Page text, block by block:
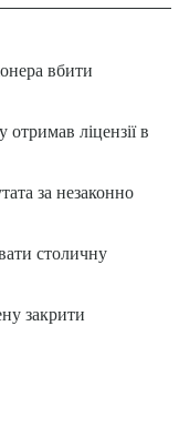
вбити
ліцензії в
за незаконно
столичну
закрити